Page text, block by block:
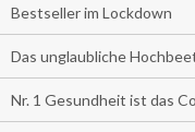
Bestseller im Lockdown
Das unglaubliche
Nr. 1 Gesundheit ist das